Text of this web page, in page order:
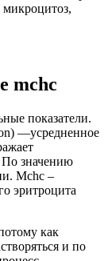
mchc
показатели.
—усредненное
По значению
Мchc –
эритроцита
как
и по